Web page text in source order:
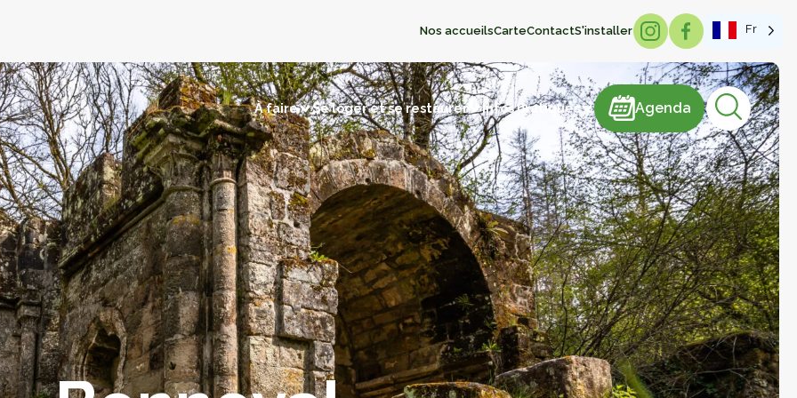
Nos accueilsCarteContactS'installer Fr
À faire
Chasse / Pêche
Visites et découvertes
Sites naturels
Retour en préhistoire
Les villages remarquables
Les musées et expositions
Les édifices religieux
Tourisme de mémoire
Les châteaux
cartes
Voir la carte patrimoine
Se loger et se restaurer Infos pratiques Agenda
Agenda